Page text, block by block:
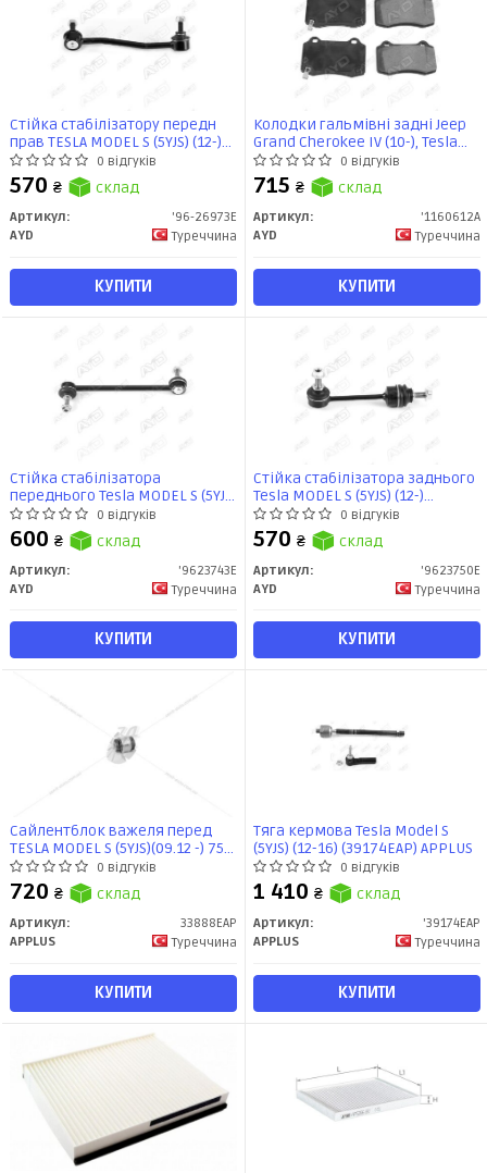
Стійка стабілізатору передн
прав TESLA MODEL S (5YJS) (12-)
(96-26973E) AYD0 відгуків
570 ₴ склад
Артикул:
'96-26973E
AYD
Туреччина
КУПИТИ
Колодки гальмівні задні Jeep
Grand Cherokee IV (10-), Tesla
MODEL S (5YJS) (12-), X (5YJX) (13-)
PREMIUM (1160612A) AYD
0 відгуків
715 ₴ склад
Артикул:
'1160612A
AYD
Туреччина
КУПИТИ
Стійка стабілізатора
переднього Tesla MODEL S (5YJS)
(12-) (9623743E) AYD
0 відгуків
600 ₴ склад
Артикул:
'9623743E
AYD
Туреччина
КУПИТИ
Стійка стабілізатора заднього
Tesla MODEL S (5YJS) (12-)
(9623750E) AYD0 відгуків
570 ₴ склад
Артикул:
'9623750E
AYD
Туреччина
КУПИТИ
Сайлентблок важеля перед
TESLA MODEL S (5YJS)(09.12 -) 75D
AWD (заміна для 33888AP)
(33888EAP) APPLUS
0 відгуків
720 ₴ склад
Артикул:
33888EAP
APPLUS
Туреччина
КУПИТИ
Тяга кермова Tesla Model S
(5YJS) (12-16) (39174EAP) APPLUS
0 відгуків
1 410 ₴ склад
Артикул:
'39174EAP
APPLUS
Туреччина
КУПИТИ